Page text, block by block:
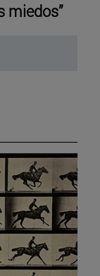
miedos”